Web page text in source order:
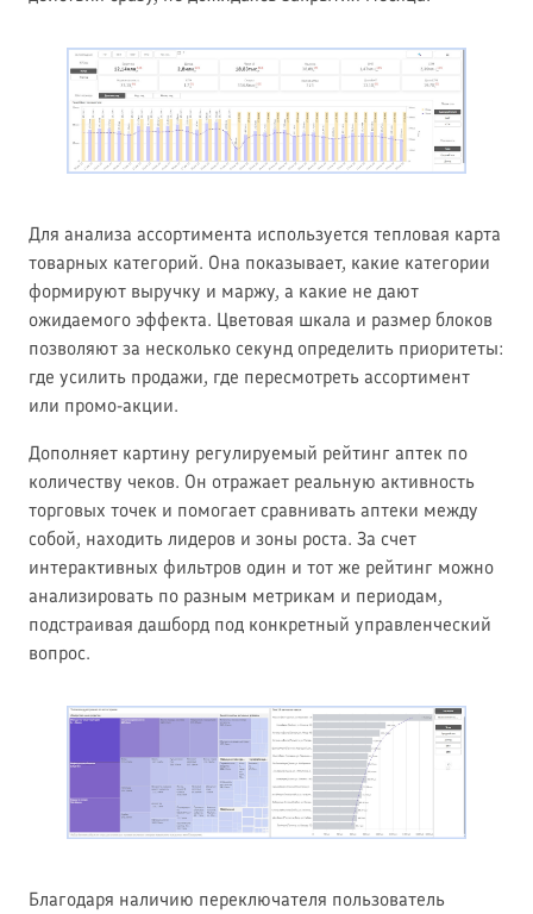
Для анализа ассортимента используется тепловая карта
товарных категорий. Она показывает, какие категории
формируют выручку и маржу, а какие не дают
ожидаемого эффекта. Цветовая шкала и размер блоков
позволяют за несколько секунд определить приоритеты:
где усилить продажи, где пересмотреть ассортимент
или промо-акции.
Дополняет картину регулируемый рейтинг аптек по
количеству чеков. Он отражает реальную активность
торговых точек и помогает сравнивать аптеки между
собой, находить лидеров и зоны роста. За счет
интерактивных фильтров один и тот же рейтинг можно
анализировать по разным метрикам и периодам,
подстраивая дашборд под конкретный управленческий
вопрос.
Благодаря наличию переключателя пользователь